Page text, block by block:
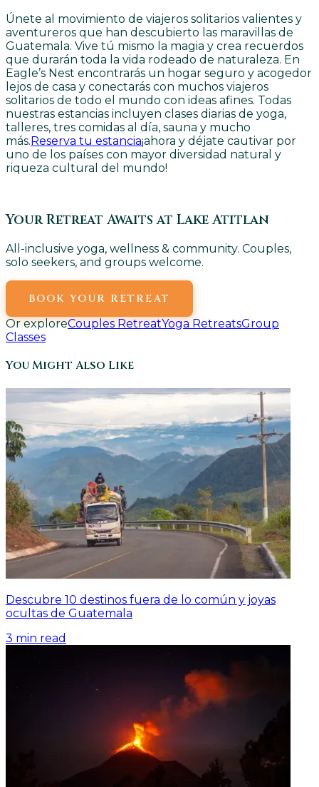
Únete al movimiento de viajeros solitarios valientes y
aventureros que han descubierto las maravillas de
Guatemala. Vive tú mismo la magia y crea recuerdos
que durarán toda la vida rodeado de naturaleza. En
Eagle’s Nest encontrarás un hogar seguro y acogedor
lejos de casa y conectarás con muchos viajeros
solitarios de todo el mundo con ideas afines. Todas
nuestras estancias incluyen clases diarias de yoga,
talleres, tres comidas al día, sauna y mucho
más.Reserva tu estancia¡ahora y déjate cautivar por
uno de los países con mayor diversidad natural y
riqueza cultural del mundo!
Your Retreat Awaits at Lake Atitlan
All-inclusive yoga, wellness & community. Couples,
solo seekers, and groups welcome.
BOOK YOUR RETREAT
Or exploreCouples RetreatYoga RetreatsGroup
Classes
You Might Also Like
Descubre 10 destinos fuera de lo común y joyas
ocultas de Guatemala
3 min read